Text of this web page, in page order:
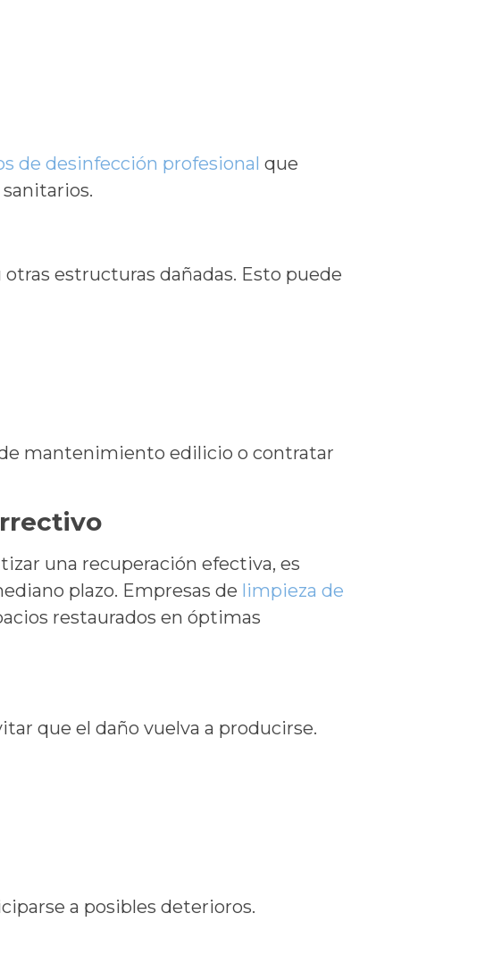
de desinfección profesional que
otras estructuras dañadas. Esto puede
mantenimiento edilicio o contratar
una recuperación efectiva, es
plazo. Empresas de limpieza de
restaurados en óptimas
que el daño vuelva a producirse.
a posibles deterioros.